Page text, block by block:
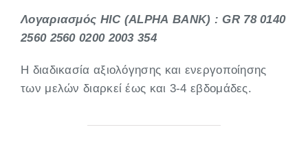
Λογαριασμός HIC (ALPHA BANK) : GR 78 0140
2560 2560 0200 2003 354
Η διαδικασία αξιολόγησης και ενεργοποίησης
των μελών διαρκεί έως και 3-4 εβδομάδες.